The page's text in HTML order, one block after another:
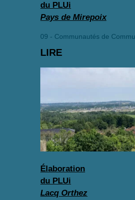
du PLUi
Pays de Mirepoix
09 - Communautés de
LIRE
Élaboration
du PLUi
Lacq Orthez